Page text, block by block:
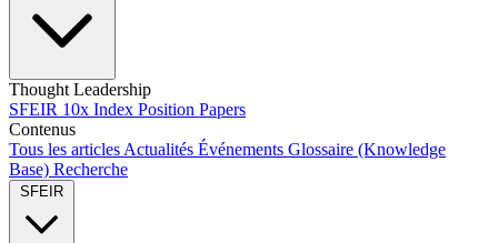
Thought Leadership
SFEIR 10x Index Position Papers
Contenus
Tous les articles Actualités Événements Glossaire (Knowledge
Base) Recherche
SFEIR